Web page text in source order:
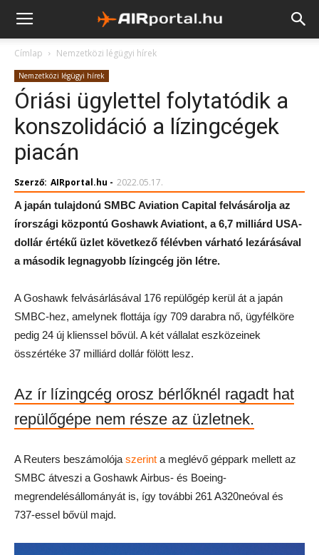
Címlap Nemzetközi légügyi hírek
Nemzetközi légügyi hírek
Óriási ügylettel folytatódik a
konszolidáció a lízingcégek
piacán
Szerző: AIRportal.hu - 2022.05.17.
A japán tulajdonú SMBC Aviation Capital felvásárolja az
írországi központú Goshawk Aviationt, a 6,7 milliárd USA-
dollár értékű üzlet következő félévben várható lezárásával
a második legnagyobb lízingcég jön létre.
A Goshawk felvásárlásával 176 repülőgép kerül át a japán
SMBC-hez, amelynek flottája így 709 darabra nő, ügyfélköre
pedig 24 új klienssel bővül. A két vállalat eszközeinek
összértéke 37 milliárd dollár fölött lesz.
Az ír lízingcég orosz bérlőknél ragadt hat
repülőgépe nem része az üzletnek.
A Reuters beszámolója szerint a meglévő géppark mellett az
SMBC átveszi a Goshawk Airbus- és Boeing-
megrendelésállományát is, így további 261 A320neóval és
737-essel bővül majd.